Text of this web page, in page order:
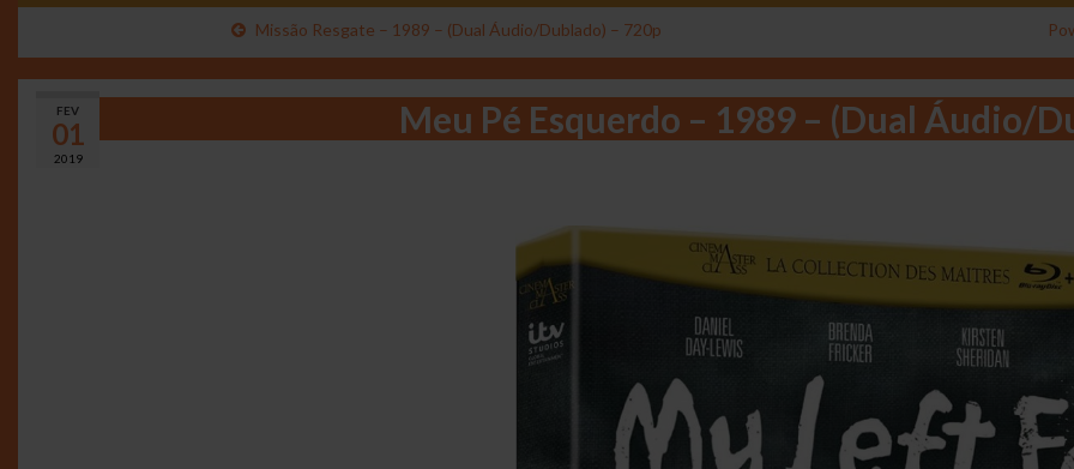
Missão Resgate – 1989 – (Dual Áudio/Dublado) – 720p
FEV
01
2019
Meu Pé Esquerdo – 1989 – (Dual Áudio/